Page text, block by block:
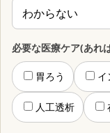
必要な医療ケア(あれ
胃ろう イ
人工透析